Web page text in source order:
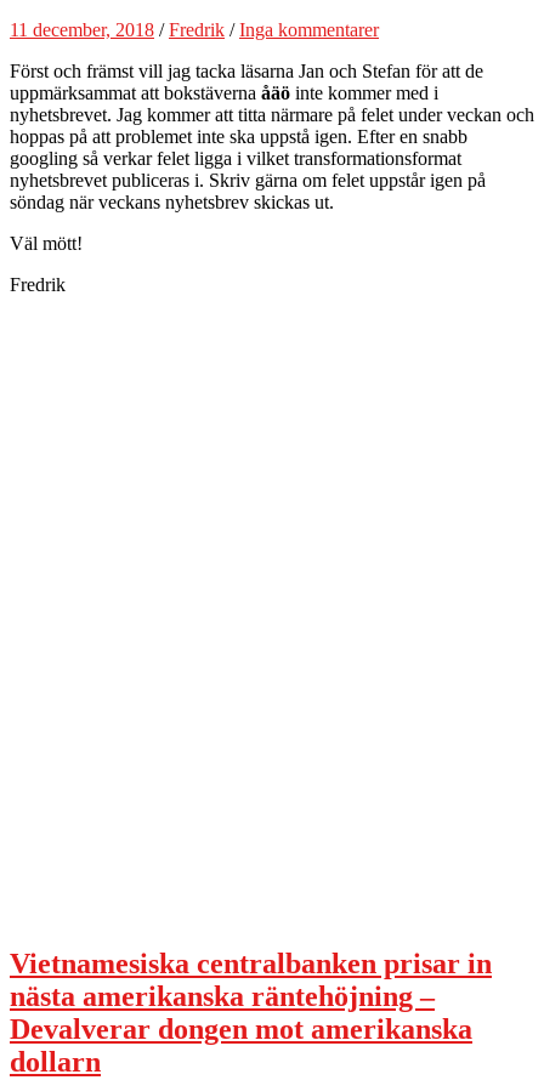
11 december, 2018 /Fredrik /Inga kommentarer
Först och främst vill jag tacka läsarna Jan och Stefan för att de
uppmärksammat att bokstäverna åäö inte kommer med i
nyhetsbrevet. Jag kommer att titta närmare på felet under veckan och
hoppas på att problemet inte ska uppstå igen. Efter en snabb
googling så verkar felet ligga i vilket transformationsformat
nyhetsbrevet publiceras i. Skriv gärna om felet uppstår igen på
söndag när veckans nyhetsbrev skickas ut.
Väl mött!
Fredrik
Vietnamesiska centralbanken prisar in
nästa amerikanska räntehöjning –
Devalverar dongen mot amerikanska
dollarn